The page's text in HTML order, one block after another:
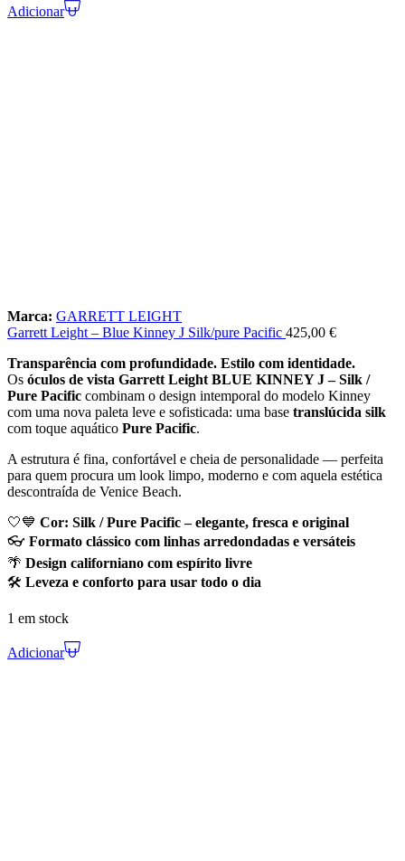
Adicionar
Marca: GARRETT LEIGHT
Garrett Leight – Blue Kinney J Silk/pure Pacific 425,00 €
Transparência com profundidade. Estilo com identidade.
Os óculos de vista Garrett Leight BLUE KINNEY J – Silk /
Pure Pacific combinam o design intemporal do modelo Kinney
com uma nova paleta leve e sofisticada: uma base translúcida silk
com toque aquático Pure Pacific.
A estrutura é fina, confortável e cheia de personalidade — perfeita
para quem procura um look limpo, moderno e com aquela estética
descontraída de Venice Beach.
🤍💙 Cor: Silk / Pure Pacific – elegante, fresca e original
👓 Formato clássico com linhas arredondadas e versáteis
🌴 Design californiano com espírito livre
🛠️ Leveza e conforto para usar todo o dia
1 em stock
Adicionar